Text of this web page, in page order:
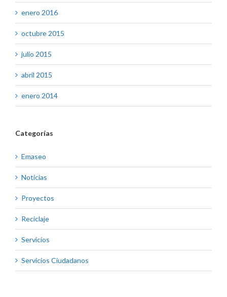
enero 2016
octubre 2015
julio 2015
abril 2015
enero 2014
Categorías
Emaseo
Noticias
Proyectos
Reciclaje
Servicios
Servicios Ciudadanos